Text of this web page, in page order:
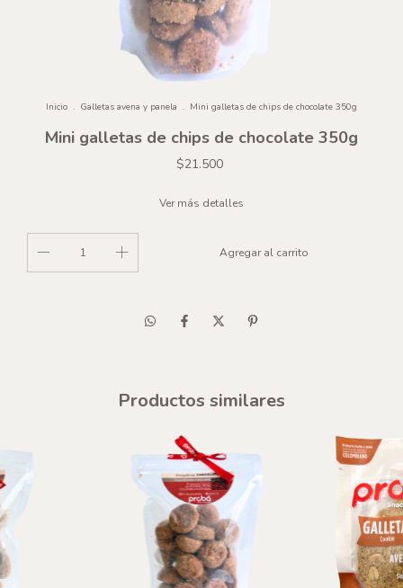
Inicio . Galletas avena y panela . Mini galletas de chips de chocolate 350g
Mini galletas de chips de chocolate 350g
$21.500
Ver más detalles
Productos similares